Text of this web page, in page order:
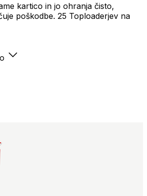
kartico in jo ohranja čisto,
poškodbe. 25 Toploaderjev na